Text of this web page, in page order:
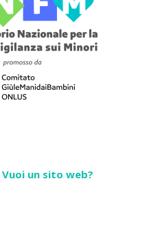
Vuoi un sito web?